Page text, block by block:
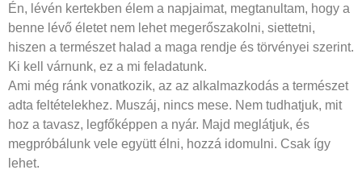
Én, lévén kertekben élem a napjaimat, megtanultam, hogy a
benne lévő életet nem lehet megerőszakolni, siettetni,
hiszen a természet halad a maga rendje és törvényei szerint.
Ki kell várnunk, ez a mi feladatunk.
Ami még ránk vonatkozik, az az alkalmazkodás a természet
adta feltételekhez. Muszáj, nincs mese. Nem tudhatjuk, mit
hoz a tavasz, legfőképpen a nyár. Majd meglátjuk, és
megpróbálunk vele együtt élni, hozzá idomulni. Csak így
lehet.